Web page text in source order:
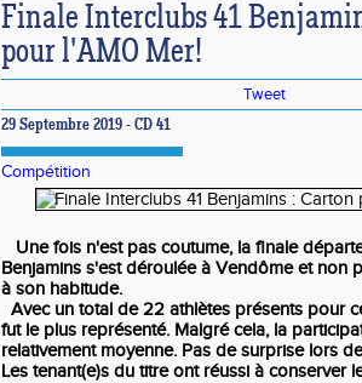
Finale Interclubs 41
pour l'AMO Mer!
Tweet
29 Septembre 2019 - CD 41
Compétition
Une fois n'est pas coutume, la finale
Benjamins s'est déroulée à Vendôme et non
à son habitude.
Avec un total de 22 athlètes présents pour
fut le plus représenté. Malgré cela, la
relativement moyenne. Pas de surprise lors
Les tenant(e)s du titre ont réussi à conserver